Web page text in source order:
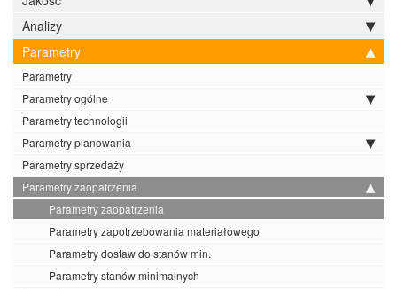
Analizy
Parametry
Parametry
Parametry ogólne
Parametry technologii
Parametry planowania
Parametry sprzedaży
Parametry zaopatrzenia
Parametry zaopatrzenia
Parametry zapotrzebowania materiałowego
Parametry dostaw do stanów min.
Parametry stanów minimalnych